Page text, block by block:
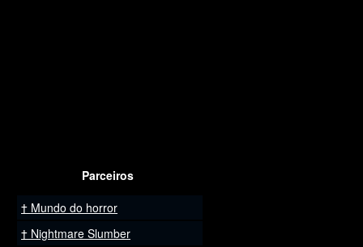
Parceiros
Mundo do horror
Nightmare Slumber